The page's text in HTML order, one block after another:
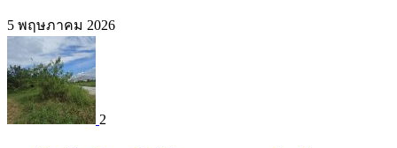
5 พฤษภาคม 2026
2